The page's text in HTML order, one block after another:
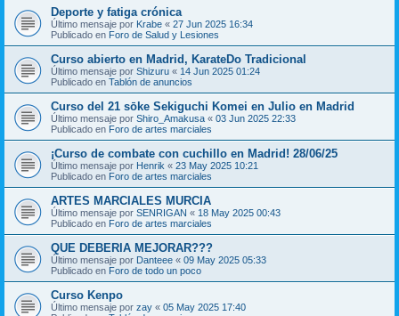
Deporte y fatiga crónica
Último mensaje por Krabe « 27 Jun 2025 16:34
Publicado en Foro de Salud y Lesiones
Curso abierto en Madrid, KarateDo Tradicional
Último mensaje por Shizuru « 14 Jun 2025 01:24
Publicado en Tablón de anuncios
Curso del 21 sōke Sekiguchi Komei en Julio en Madrid
Último mensaje por Shiro_Amakusa « 03 Jun 2025 22:33
Publicado en Foro de artes marciales
¡Curso de combate con cuchillo en Madrid! 28/06/25
Último mensaje por Henrik « 23 May 2025 10:21
Publicado en Foro de artes marciales
ARTES MARCIALES MURCIA
Último mensaje por SENRIGAN « 18 May 2025 00:43
Publicado en Foro de artes marciales
QUE DEBERIA MEJORAR???
Último mensaje por Danteee « 09 May 2025 05:33
Publicado en Foro de todo un poco
Curso Kenpo
Último mensaje por zay « 05 May 2025 17:40